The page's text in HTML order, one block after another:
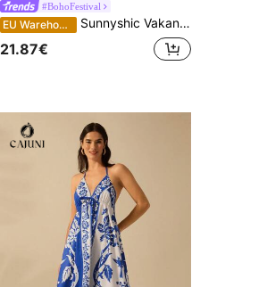
#BohoFestival
EU Warehouse Sunnyshic Vakantiepatroon Print Rugloze Halterjurk
21.87€